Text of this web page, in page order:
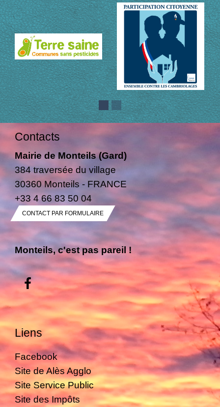
Contacts
Mairie de Monteils (Gard)
384 traversée du village
30360 Monteils - FRANCE
+33 4 66 83 50 04
CONTACT PAR FORMULAIRE
Monteils, c'est pas pareil !
Liens
Facebook
Site de Alès Agglo
Site Service Public
Site des Impôts